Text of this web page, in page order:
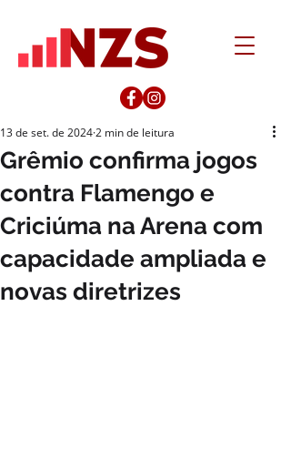
Grêmio confirma jogos
contra Flamengo e
Criciúma na Arena com
capacidade ampliada e
novas diretrizes
13 de set. de 20242 min de leitura